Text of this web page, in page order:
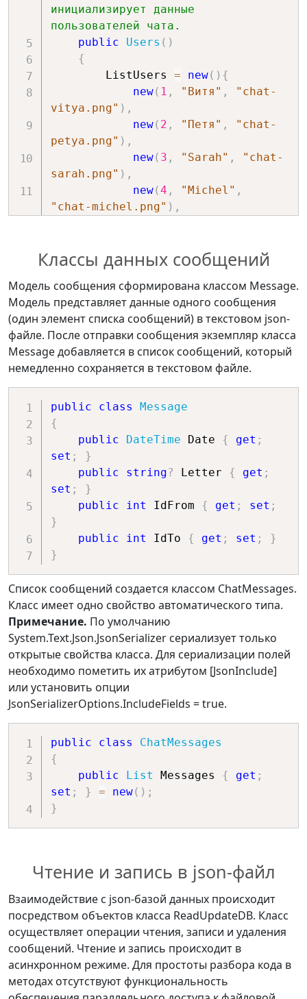
инициализирует данные
пользователей чата.
public
Users ( )
{
        ListUsers
= new( ) {
new( 1 , "Витя" ,
"chat-
vitya.png" ) ,
new( 2 , "Петя" ,
"chat-
petya.png" ) ,
new( 3 , "Sarah" ,
"chat-
sarah.png" ) ,
new(4 , "Michel" ,
"chat-michel.png" ) ,
};
}
Классы данных сообщений
Модель сообщения сформирована классом Message.
Модель представляет данные одного сообщения
(один элемент списка сообщений) в текстовом json-
файле. После отправки сообщения экземпляр класса
Message добавляется в список сообщений, который
немедленно сохраняется в текстовом файле.
public class
Message
{
public
DateTime Date { get ;
set ;
}
public
string? Letter { get ;
set ;
}
public
int IdFrom { get ; set ;
}
public
int IdTo { get ; set ;
}
}
Список сообщений создается классом ChatMessages.
Класс имеет одно свойство автоматического типа.
Примечание. По умолчанию
System.Text.Json.JsonSerializer сериализует только
открытые свойства класса. Для сериализации полей
необходимо пометить их атрибутом [JsonInclude]
или установить опции
JsonSerializerOptions.IncludeFields = true.
public class
ChatMessages
{
public
List Messages { get ;
set ; } = new( ) ;
}
Чтение и запись в json-файл
Взаимодействие с json-базой данных происходит
посредством объектов класса ReadUpdateDB. Класс
осуществляет операции чтения, записи и удаления
сообщений. Чтение и запись происходит в
асинхронном режиме. Для простоты разбора кода в
методах отсутствуют функциональность